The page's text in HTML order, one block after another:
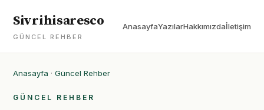
Sivrihisaresco
GÜNCEL REHBER
AnasayfaYazılarHakkımızdaİletişim
Anasayfa · Güncel Rehber
GÜNCEL REHBER